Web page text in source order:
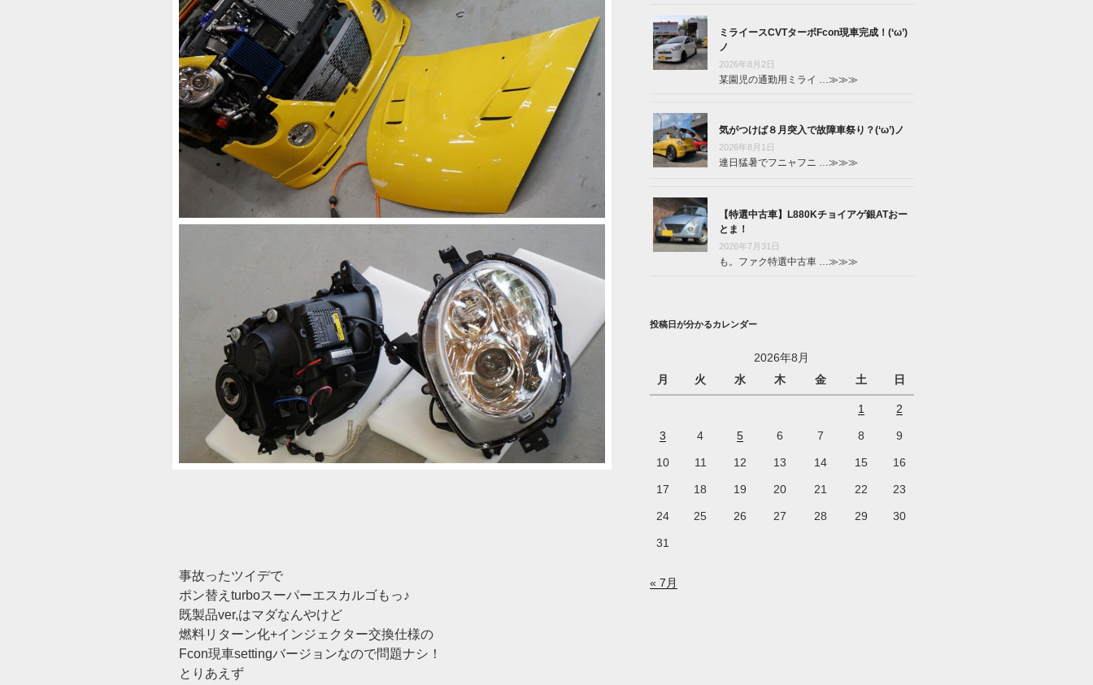
事故ったツイデで
ポン替えturboスーパーエスカルゴもっ♪
既製品ver,はマダなんやけど
燃料リターン化+インジェクター交換仕様の
Fcon現車settingバージョンなので問題ナシ！
とりあえず
ミライースCVTターボFcon現車完成！(‘ω’)
ノ
2026年8月2日
某園児の通勤用ミライ …≫≫≫
気がつけば８月突入で故障車祭り？(‘ω’)ノ
2026年8月1日
連日猛暑でフニャフニ …≫≫≫
【特選中古車】L880Kチョイアゲ銀ATおー
とま！
2026年7月31日
も。ファク特選中古車 …≫≫≫
投稿日が分かるカレンダー
2026年8月
月
火 水 木 金 土 日
1 2
3 4 5 6 7 8 9
10 11 12 13 14 15 16
17 18 19 20 21 22 23
24 25 26 27 28 29 30
31
« 7月